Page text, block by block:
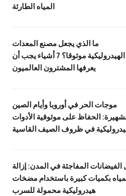
المياه الطارئة
ما الذي يجعل مصنع المعدات
الهيدروليكية موثوقا؟ 7 أشياء يجب أن
يعرفها المشترون العالميون
موجات الحر في أوروبا وأيام الصين
الحفاظ على موثوقية الأدوات
في ظروف الصيف القاسية
المفاجئة في المدن: إزالة
بكميات كبيرة باستخدام مضخات
هيدروليكية محمولة للسرب